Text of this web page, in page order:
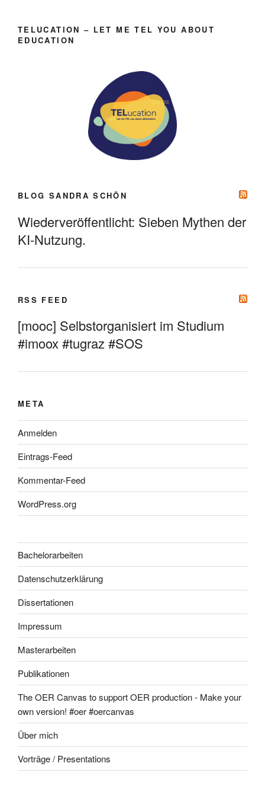
TELUCATION – LET ME TEL YOU ABOUT
EDUCATION
BLOG SANDRA SCHÖN
Wiederveröffentlicht: Sieben Mythen der
KI-Nutzung.
RSS FEED
[mooc] Selbstorganisiert im Studium
#imoox #tugraz #SOS
META
Anmelden
Eintrags-Feed
Kommentar-Feed
WordPress.org
Bachelorarbeiten
Datenschutzerklärung
Dissertationen
Impressum
Masterarbeiten
Publikationen
The OER Canvas to support OER production - Make your
own version! #oer #oercanvas
Über mich
Vorträge / Presentations